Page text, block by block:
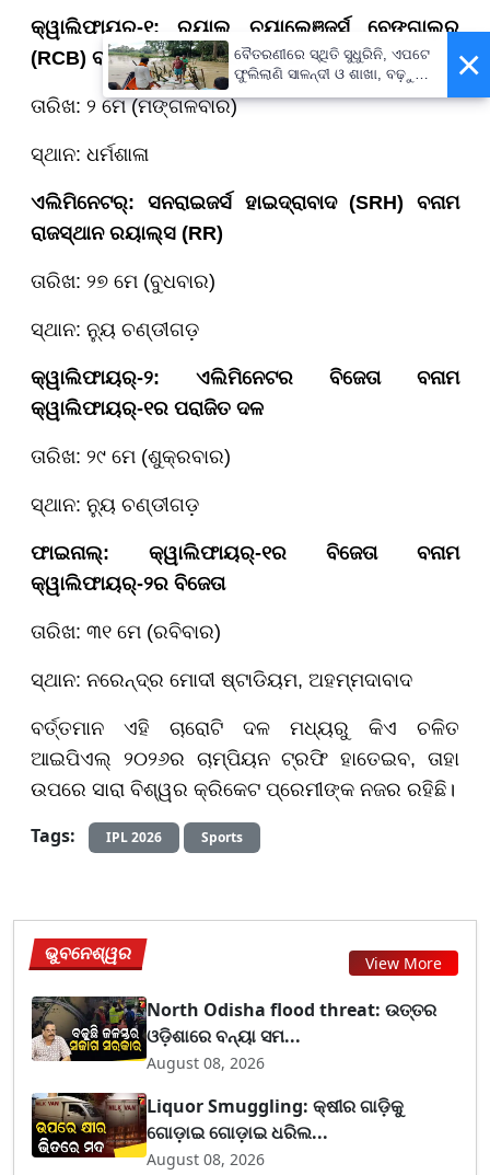
କ୍ୱାଲିଫାୟର୍-୧: ରୟାଲ ଚ୍ୟାଲେଞ୍ଜର୍ସ ବେଙ୍ଗାଲୁରୁ
(RCB) ବନାମ ଗୁଜରାଟ ଟାଇଟନ୍ସ (GT)
ତାରିଖ: ୨ ମେ (ମଙ୍ଗଳବାର)
ସ୍ଥାନ: ଧର୍ମଶାଳା
ଏଲିମିନେଟର୍: ସନରାଇଜର୍ସ ହାଇଦ୍ରାବାଦ (SRH) ବନାମ
ରାଜସ୍ଥାନ ରୟାଲ୍ସ (RR)
ତାରିଖ: ୨୭ ମେ (ବୁଧବାର)
ସ୍ଥାନ: ନ୍ୟୁ ଚଣ୍ଡୀଗଡ଼
କ୍ୱାଲିଫାୟର୍-୨: ଏଲିମିନେଟର ବିଜେତା ବନାମ
କ୍ୱାଲିଫାୟର୍-୧ର ପରାଜିତ ଦଳ
ତାରିଖ: ୨୯ ମେ (ଶୁକ୍ରବାର)
ସ୍ଥାନ: ନ୍ୟୁ ଚଣ୍ଡୀଗଡ଼
ଫାଇନାଲ୍: କ୍ୱାଲିଫାୟର୍-୧ର ବିଜେତା ବନାମ
କ୍ୱାଲିଫାୟର୍-୨ର ବିଜେତା
ତାରିଖ: ୩୧ ମେ (ରବିବାର)
ସ୍ଥାନ: ନରେନ୍ଦ୍ର ମୋଦୀ ଷ୍ଟାଡିୟମ, ଅହମ୍ମଦାବାଦ
ବର୍ତ୍ତମାନ ଏହି ଚାରୋଟି ଦଳ ମଧ୍ୟରୁ କିଏ ଚଳିତ
ଆଇପିଏଲ୍ ୨୦୨୬ର ଚାମ୍ପିୟନ ଟ୍ରଫି ହାତେଇବ, ତାହା
ଉପରେ ସାରା ବିଶ୍ୱର କ୍ରିକେଟ ପ୍ରେମୀଙ୍କ ନଜର ରହିଛି।
Tags: IPL 2026 Sports
ଭୁବନେଶ୍ୱର View More
North Odisha flood threat: ଉତ୍ତର
ଓଡ଼ିଶାରେ ବନ୍ୟା ସମ...
August 08, 2026
Liquor Smuggling: କ୍ଷୀର ଗାଡ଼ିକୁ
ଗୋଡ଼ାଇ ଗୋଡ଼ାଇ ଧରିଲ...
August 08, 2026
×
ବୈତରଣୀରେ ସ୍ଥିତି ସୁଧୁରିନି, ଏପଟେ
ଫୁଲିଲାଣି ସାଳନ୍ଦୀ ଓ ଶାଖା, ବଢ଼ୁଛି
ବନ୍ୟା ଭୟ